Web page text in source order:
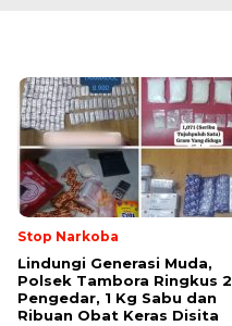
Stop Narkoba
Lindungi Generasi Muda,
Polsek Tambora Ringkus 2
Pengedar, 1 Kg Sabu dan
Ribuan Obat Keras Disita